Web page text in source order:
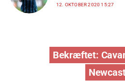
12. OKTOBER 2020 15:27
Bekræftet: